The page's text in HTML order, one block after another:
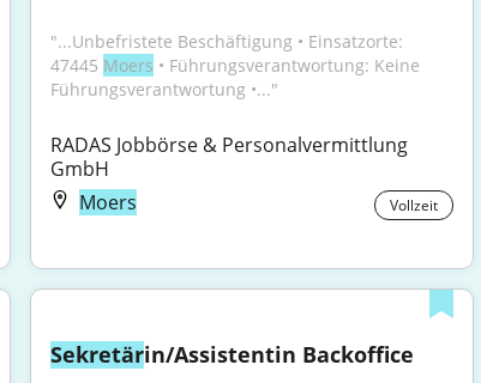
"...Unbefristete Beschäftigung • Einsatzorte:
47445 Moers • Führungsverantwortung: Keine
Führungsverantwortung •..."
RADAS Jobbörse & Personalvermittlung
GmbH
Moers
Vollzeit
Sekretärin/Assistentin Backoffice